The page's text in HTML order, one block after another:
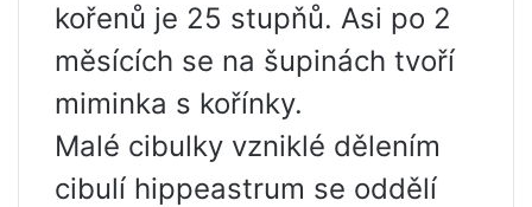
kořenů je 25 stupňů. Asi po 2
měsících se na šupinách tvoří
miminka s kořínky.
Malé cibulky vzniklé dělením
cibulí hippeastrum se oddělí